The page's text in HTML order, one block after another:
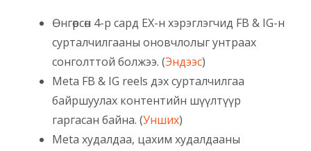
Өнгөрсөн 4-р сард ЕХ-н хэрэглэгчид FB & IG-н
сурталчилгааны оновчлолыг унтраах
сонголттой болжээ. (Эндээс)
Meta FB & IG reels дэх сурталчилгаа
байршуулах контентийн шүүлтүүр
гаргасан байна. (Унших)
Meta худалдаа, цахим худалдааны